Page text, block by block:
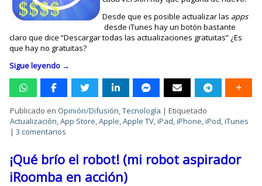
Desde que es posible actualizar las apps
desde iTunes hay un botón bastante
claro que dice “Descargar todas las actualizaciones gratuitas” ¿Es
que hay no gratuitas?
Sigue leyendo →
Publicado en Opinión/Difusión,Tecnología |Etiquetado
Actualización,App Store,Apple,Apple TV,iPad,iPhone,iPod,iTunes
|3 comentarios
¡Qué brío el robot! (mi robot aspirador
iRoomba en acción)